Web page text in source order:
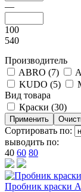
—
100
540
Производитель
ABRO (7)
KUDO (5)
Вид товара
Краски (30)
Сортировать по:
выводить по:
40 60 80
Пробник краски